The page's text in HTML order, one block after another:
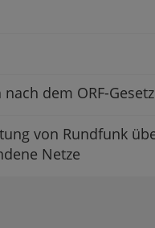
dem ORF-Gesetz
von Rundfunk
Netze